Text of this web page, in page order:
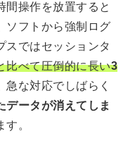
間操作を放置すると
ソフトから強制ログ
スではセッションタ
比べて圧倒的に長い3
な対応でしばらく
データが消えてしま
。